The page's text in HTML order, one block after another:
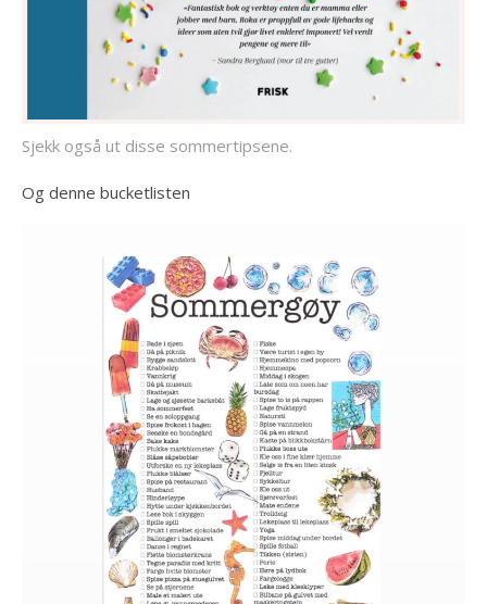
Sjekk også ut disse sommertipsene.
Og denne bucketlisten